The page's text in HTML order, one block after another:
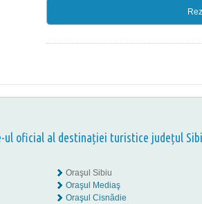
ul oficial al destinației turistice județul
Oraşul Sibiu
Oraşul Mediaş
Oraşul Cisnădie